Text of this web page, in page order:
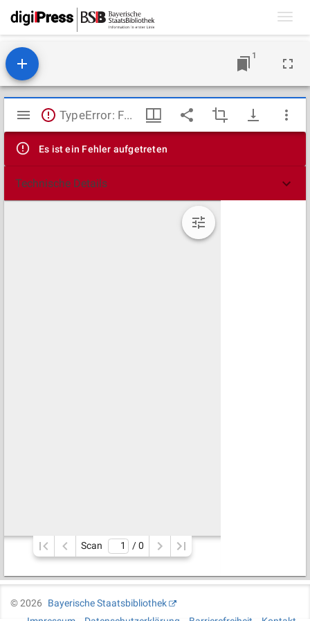
1
Mirador
Viewer
TypeError: Failed to fetch
Es ist ein Fehler aufgetreten
Technische Details
Scan / 0
©2026
Bayerische Staatsbibliothek